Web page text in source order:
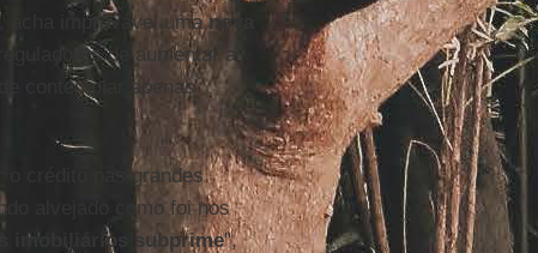
acha improvável umanova
de aumentar a
contemplar apenas
o crédito nas grandes
alvejado como foi nos
imobiliários subprime",